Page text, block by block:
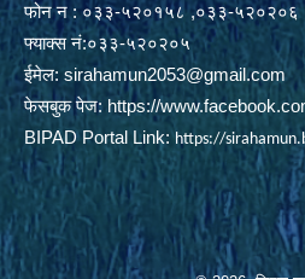
फोन न : ०३३-५२०१५८ ,०३३-५२०२०६
फ्याक्स नं:०३३-५२०२०५
ईमेल: sirahamun2053@gmail.com
फेसबुक पेज: https://
BIPAD Portal Link: https://